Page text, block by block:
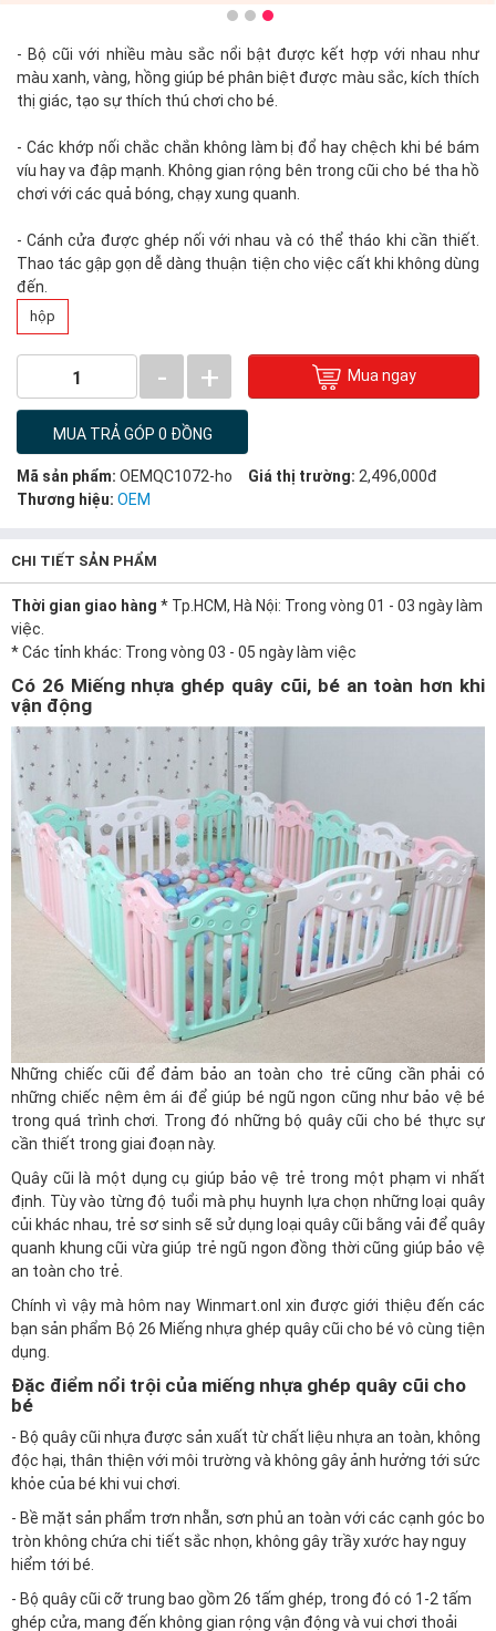
- Bộ cũi với nhiều màu sắc nổi bật được kết hợp với nhau như
màu xanh, vàng, hồng giúp bé phân biệt được màu sắc, kích thích
thị giác, tạo sự thích thú chơi cho bé.
- Các khớp nối chắc chắn không làm bị đổ hay chệch khi bé bám
víu hay va đập mạnh. Không gian rộng bên trong cũi cho bé tha hồ
chơi với các quả bóng, chạy xung quanh.
- Cánh cửa được ghép nối với nhau và có thể tháo khi cần thiết.
Thao tác gập gọn dễ dàng thuận tiện cho việc cất khi không dùng
đến.
hộp
1 - + Mua ngay
MUA TRẢ GÓP 0 ĐỒNG
Mã sản phẩm: OEMQC1072-ho Giá thị trường: 2,496,000đ
Thương hiệu: OEM
CHI TIẾT SẢN PHẨM
Thời gian giao hàng * Tp.HCM, Hà Nội: Trong vòng 01 - 03 ngày làm
việc.
* Các tỉnh khác: Trong vòng 03 - 05 ngày làm việc
Có 26 Miếng nhựa ghép quây cũi, bé an toàn hơn khi
vận động
Những chiếc cũi để đảm bảo an toàn cho trẻ cũng cần phải có
những chiếc nệm êm ái để giúp bé ngũ ngon cũng như bảo vệ bé
trong quá trình chơi. Trong đó những bộ quây cũi cho bé thực sự
cần thiết trong giai đoạn này.
Quây cũi là một dụng cụ giúp bảo vệ trẻ trong một phạm vi nhất
định. Tùy vào từng độ tuổi mà phụ huynh lựa chọn những loại quây
củi khác nhau, trẻ sơ sinh sẽ sử dụng loại quây cũi bằng vải để quây
quanh khung cũi vừa giúp trẻ ngũ ngon đồng thời cũng giúp bảo vệ
an toàn cho trẻ.
Chính vì vậy mà hôm nay Winmart.onl xin được giới thiệu đến các
bạn sản phẩm Bộ 26 Miếng nhựa ghép quây cũi cho bé vô cùng tiện
dụng.
Đặc điểm nổi trội của miếng nhựa ghép quây cũi cho
bé
- Bộ quây cũi nhựa được sản xuất từ chất liệu nhựa an toàn, không
độc hại, thân thiện với môi trường và không gây ảnh hưởng tới sức
khỏe của bé khi vui chơi.
- Bề mặt sản phẩm trơn nhẵn, sơn phủ an toàn với các cạnh góc bo
tròn không chứa chi tiết sắc nhọn, không gây trầy xước hay nguy
hiểm tới bé.
- Bộ quây cũi cỡ trung bao gồm 26 tấm ghép, trong đó có 1-2 tấm
ghép cửa, mang đến không gian rộng vận động và vui chơi thoải